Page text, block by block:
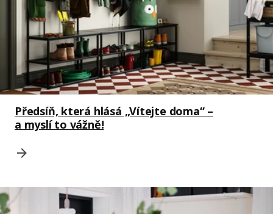
Předsíň, která hlásá „Vítejte doma“ –
a myslí to vážně!